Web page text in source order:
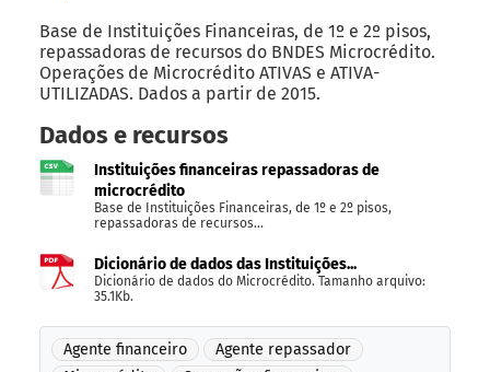
Base de Instituições Financeiras, de 1º e 2º pisos,
repassadoras de recursos do BNDES Microcrédito.
Operações de Microcrédito ATIVAS e ATIVA-
UTILIZADAS. Dados a partir de 2015.
Dados e recursos
Instituições financeiras repassadoras de
microcrédito
Base de Instituições Financeiras, de 1º e 2º pisos,
repassadoras de recursos...
Dicionário de dados das Instituições...
Dicionário de dados do Microcrédito. Tamanho arquivo:
35.1Kb.
Agente financeiro
Agente repassador